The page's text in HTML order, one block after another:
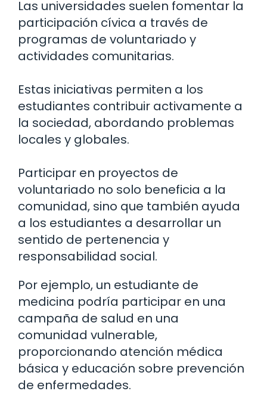
Las universidades suelen fomentar la
participación cívica a través de
programas de voluntariado y
actividades comunitarias.
Estas iniciativas permiten a los
estudiantes contribuir activamente a
la sociedad, abordando problemas
locales y globales.
Participar en proyectos de
voluntariado no solo beneficia a la
comunidad, sino que también ayuda
a los estudiantes a desarrollar un
sentido de pertenencia y
responsabilidad social.
Por ejemplo, un estudiante de
medicina podría participar en una
campaña de salud en una
comunidad vulnerable,
proporcionando atención médica
básica y educación sobre prevención
de enfermedades.